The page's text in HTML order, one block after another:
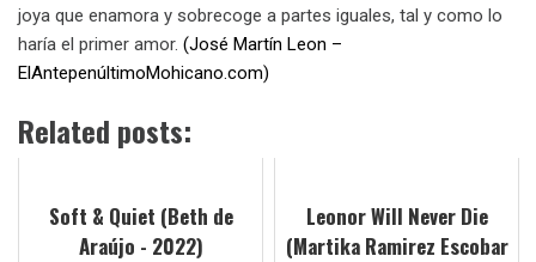
joya que enamora y sobrecoge a partes iguales, tal y como lo
haría el primer amor. (José Martín Leon –
ElAntepenúltimoMohicano.com)
Related posts:
Soft & Quiet (Beth de
Araújo - 2022)
Leonor Will Never Die
(Martika Ramirez Escobar